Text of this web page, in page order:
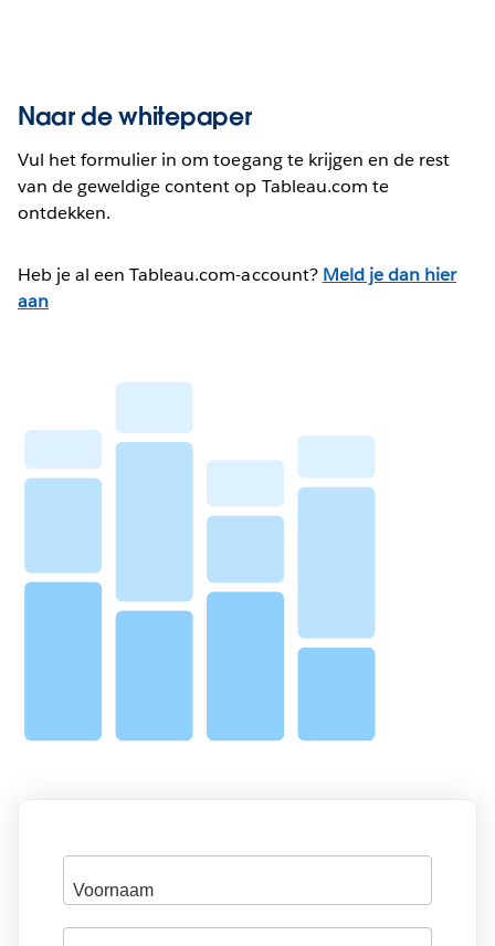
Naar de whitepaper
Vul het formulier in om toegang te krijgen en de rest
van de geweldige content op Tableau.com te
ontdekken.
Heb je al een Tableau.com-account? Meld je dan hier
aan